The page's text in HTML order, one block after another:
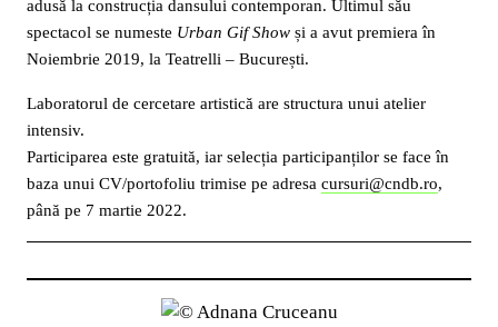
adusă la construcția dansului contemporan. Ultimul său
spectacol se numeste Urban Gif Show și a avut premiera în
Noiembrie 2019, la Teatrelli – București.
Laboratorul de cercetare artistică are structura unui atelier
intensiv.
Participarea este gratuită, iar selecția participanților se face în
baza unui CV/portofoliu trimise pe adresa cursuri@cndb.ro,
până pe 7 martie 2022.